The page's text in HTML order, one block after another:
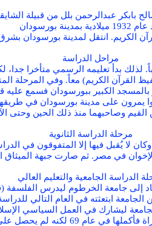
بابكر عبدالرحمن بلل من قبيلة
بمدينة بورسودان
الكريم. انتقل لمدينة بورسودان
مراحل الدراسة
تعليمه الرسمي متأخرا جدا،
القرآن الكريم) معاً. وفي
الكبير ببورسودان فسمع
يمرون على مدينة بورسودان في
القيم وصاحبهما منذ ذلك الحين وحتى
مرحلة الدراسة الثانوية
ثانوية بالسودان وكان لا يُقبل فيها إلا
في مصر. ثم صارت جبهة
الدراسة الجامعية والتعليم العالي
الجامعة ابتعثته في العام التالي
ليشارك في العمل السياسي